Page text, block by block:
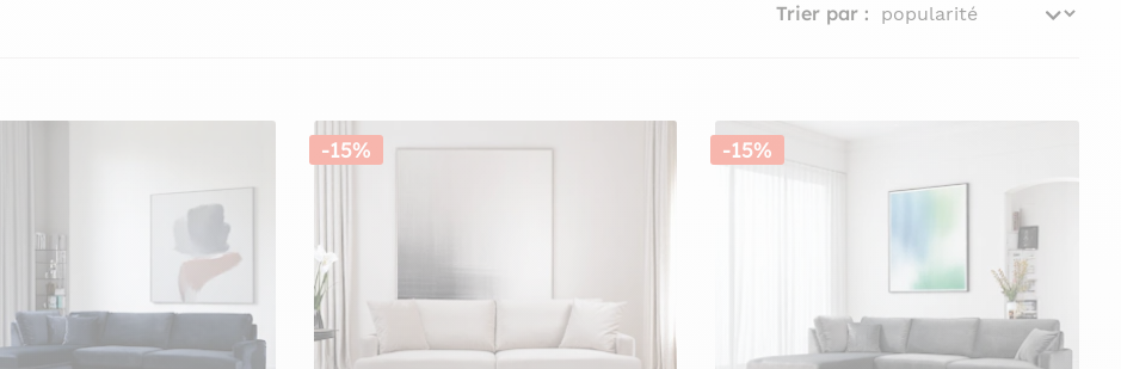
Trier par :
-15% -15%